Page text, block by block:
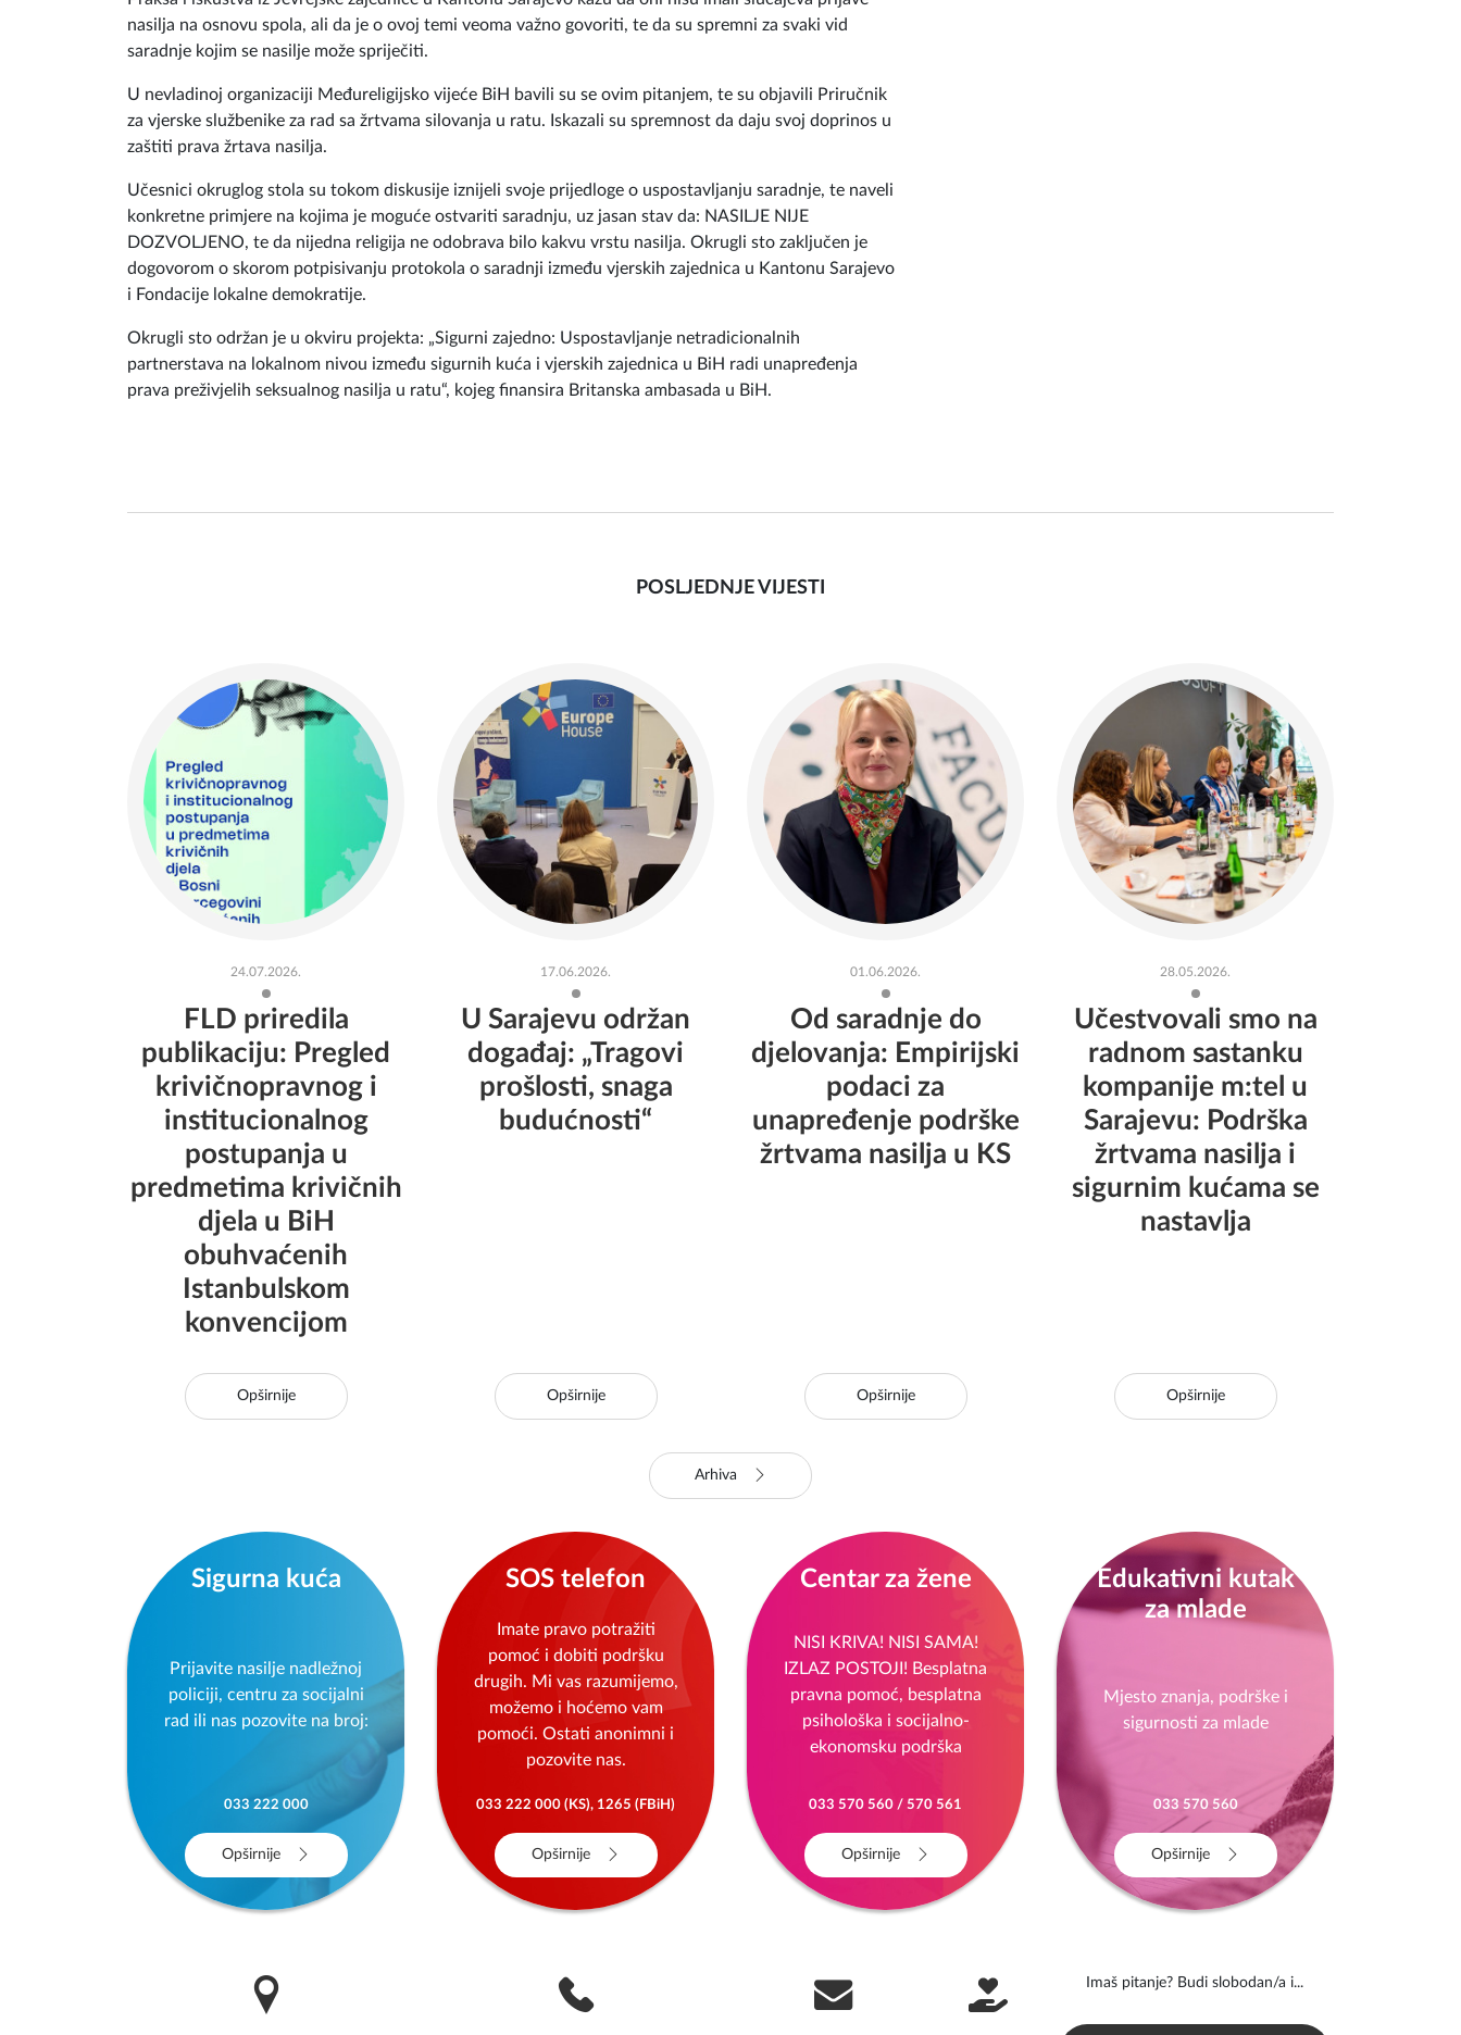
nasilja na osnovu spola, ali da je o ovoj temi veoma važno govoriti, te da su spremni za svaki vid
saradnje kojim se nasilje može spriječiti.
U nevladinoj organizaciji Međureligijsko vijeće BiH bavili su se ovim pitanjem, te su objavili Priručnik
za vjerske službenike za rad sa žrtvama silovanja u ratu. Iskazali su spremnost da daju svoj doprinos u
zaštiti prava žrtava nasilja.
Učesnici okruglog stola su tokom diskusije iznijeli svoje prijedloge o uspostavljanju saradnje, te naveli
konkretne primjere na kojima je moguće ostvariti saradnju, uz jasan stav da: NASILJE NIJE
DOZVOLJENO, te da nijedna religija ne odobrava bilo kakvu vrstu nasilja. Okrugli sto zaključen je
dogovorom o skorom potpisivanju protokola o saradnji između vjerskih zajednica u Kantonu Sarajevo
i Fondacije lokalne demokratije.
Okrugli sto održan je u okviru projekta: „Sigurni zajedno: Uspostavljanje netradicionalnih
partnerstava na lokalnom nivou između sigurnih kuća i vjerskih zajednica u BiH radi unapređenja
prava preživjelih seksualnog nasilja u ratu“, kojeg finansira Britanska ambasada u BiH.
POSLJEDNJE VIJESTI
24.07.2026.
FLD priredila
publikaciju: Pregled
krivičnopravnog i
institucionalnog
postupanja u
predmetima krivičnih
djela u BiH
obuhvaćenih
Istanbulskom
konvencijom
Opširnije
17.06.2026.
U Sarajevu održan
događaj: „Tragovi
prošlosti, snaga
budućnosti“
Opširnije
01.06.2026.
Od saradnje do
djelovanja: Empirijski
podaci za
unapređenje podrške
žrtvama nasilja u KS
Opširnije
28.05.2026.
Učestvovali smo na
radnom sastanku
kompanije m:tel u
Sarajevu: Podrška
žrtvama nasilja i
sigurnim kućama se
nastavlja
Opširnije
Arhiva
Sigurna kuća
Prijavite nasilje nadležnoj
policiji, centru za socijalni
rad ili nas pozovite na broj:
033 222 000
Opširnije
SOS telefon
Imate pravo potražiti
pomoć i dobiti podršku
drugih. Mi vas razumijemo,
možemo i hoćemo vam
pomoći. Ostati anonimni i
pozovite nas.
033 222 000 (KS), 1265 (FBiH)
Opširnije
Centar za žene
NISI KRIVA! NISI SAMA!
IZLAZ POSTOJI! Besplatna
pravna pomoć, besplatna
psihološka i socijalno-
ekonomsku podrška
033 570 560 / 570 561
Opširnije
Edukativni kutak
za mlade
Mjesto znanja, podrške i
sigurnosti za mlade
033 570 560
Opširnije
Imaš pitanje? Budi slobodan/a i...